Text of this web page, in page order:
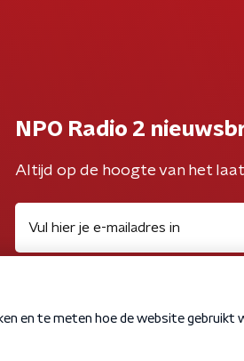
NPO Radio 2
Altijd op de hoogte van het